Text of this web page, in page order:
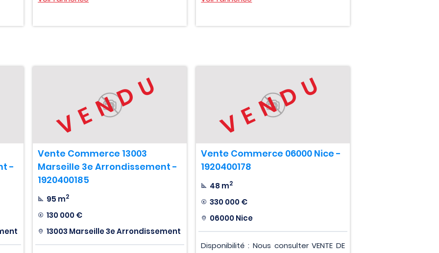
-
VENDU
Vente Commerce 13003
Marseille 3e Arrondissement -
1920400185
95 m2
130 000 €
13003 Marseille 3e Arrondissement
VENDU
Vente Commerce 06000 Nice -
1920400178
48 m2
330 000 €
06000 Nice
Disponibilité : Nous consulter VENTE DE